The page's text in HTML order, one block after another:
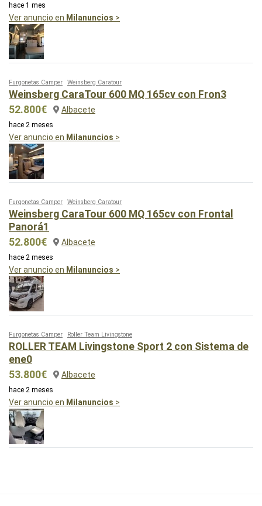
hace 1 mes
Ver anuncio en Milanuncios >
Furgonetas Camper Weinsberg Caratour
Weinsberg CaraTour 600 MQ 165cv con Fron3
52.800€
Albacete
hace 2 meses
Ver anuncio en Milanuncios >
Furgonetas Camper Weinsberg Caratour
Weinsberg CaraTour 600 MQ 165cv con Frontal
Panorá1
52.800€
Albacete
hace 2 meses
Ver anuncio en Milanuncios >
Furgonetas Camper Roller Team Livingstone
ROLLER TEAM Livingstone Sport 2 con Sistema de
ene0
53.800€
Albacete
hace 2 meses
Ver anuncio en Milanuncios >